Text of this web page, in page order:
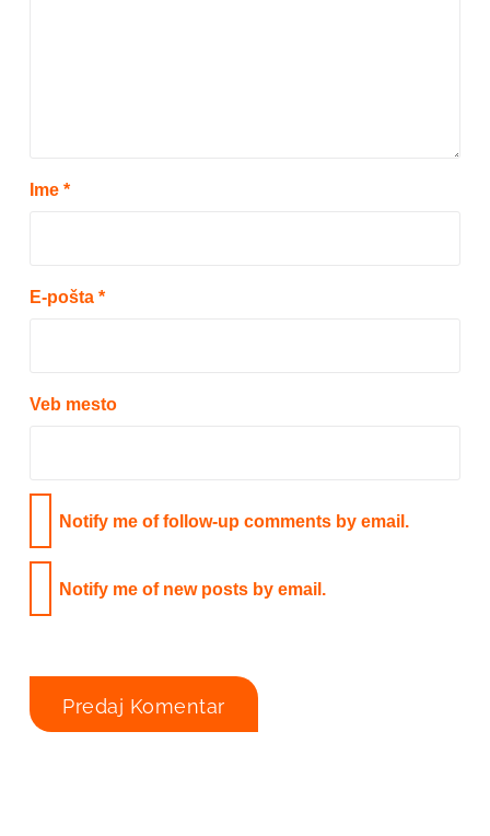
Ime *
E-pošta *
Veb mesto
Notify me of follow-up comments by email.
Notify me of new posts by email.